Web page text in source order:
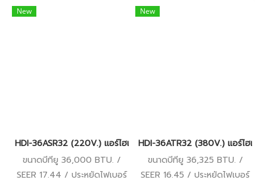
New
HDI-36ASR32 (220V.) แอร์ไฮเออร์ Haier คอยล์เปลือย Duct
ขนาดบีทียู 36,000 BTU. /
SEER 17.44 / ประหยัดไฟเบอร์
New
HDI-36ATR32 (380V.) แอร์ไฮเ
ขนาดบีทียู 36,325 BTU. /
SEER 16.45 / ประหยัดไฟเบอร์